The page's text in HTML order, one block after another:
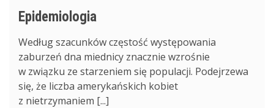
Epidemiologia
Według szacunków częstość występowania
zaburzeń dna miednicy znacznie wzrośnie
w związku ze starzeniem się populacji. Podejrzewa
się, że liczba amerykańskich kobiet
z nietrzymaniem [...]